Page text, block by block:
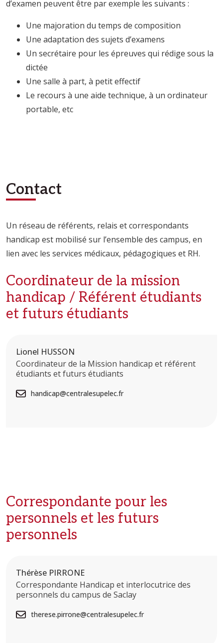
d’examen peuvent être par exemple les suivants :
Une majoration du temps de composition
Une adaptation des sujets d’examens
Un secrétaire pour les épreuves qui rédige sous la
dictée
Une salle à part, à petit effectif
Le recours à une aide technique, à un ordinateur
portable, etc
Contact
Un réseau de référents, relais et correspondants
handicap est mobilisé sur l’ensemble des campus, en
lien avec les services médicaux, pédagogiques et RH.
Coordinateur de la mission
handicap / Référent étudiants
et futurs étudiants
Lionel HUSSON
Coordinateur de la Mission handicap et référent
étudiants et futurs étudiants
handicap@centralesupelec.fr
Correspondante pour les
personnels et les futurs
personnels
Thérèse PIRRONE
Correspondante Handicap et interlocutrice des
personnels du campus de Saclay
therese.pirrone@centralesupelec.fr